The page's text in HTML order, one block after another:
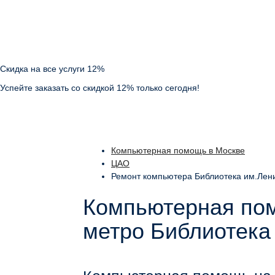
Скидка на все услуги 12%
Успейте заказать со скидкой 12% только сегодня!
Компьютерная помощь в Москве
ЦАО
Ремонт компьютера Библиотека
Компьютерная
метро